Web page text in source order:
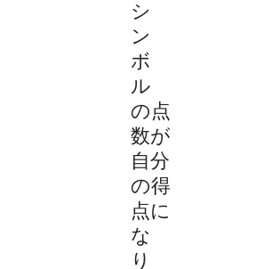
シ
ン
ボ
ル
の点
数が
自分
の得
点に
な
り